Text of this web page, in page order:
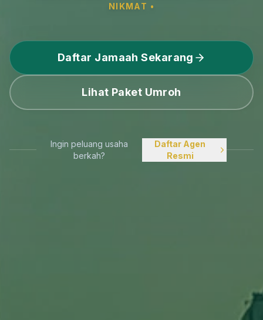
NIKMAT •
Daftar Jamaah Sekarang
Lihat Paket Umroh
Ingin peluang usaha
berkah?
Daftar Agen
Resmi